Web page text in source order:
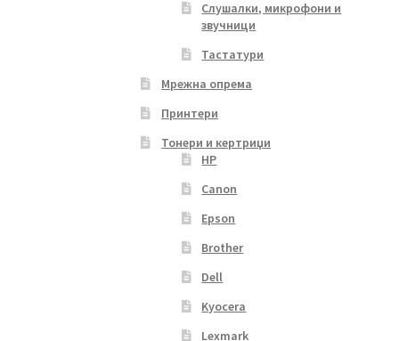
Слушалки, микрофони и
звучници
Тастатури
Мрежна опрема
Принтери
Тонери и кертриџи
HP
Canon
Epson
Brother
Dell
Kyocera
Lexmark